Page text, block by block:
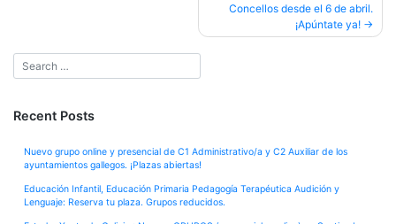
Concellos desde el 6 de abril.
¡Apúntate ya!
Recent Posts
Nuevo grupo online y presencial de C1 Administrativo/a y C2 Auxiliar de los
ayuntamientos gallegos. ¡Plazas abiertas!
Educación Infantil, Educación Primaria Pedagogía Terapéutica Audición y
Lenguaje: Reserva tu plaza. Grupos reducidos.